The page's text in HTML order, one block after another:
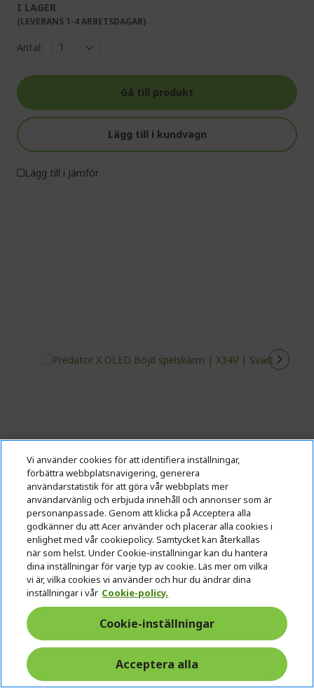
I LAGER
(LEVERANS 1-4 ARBETSDAGAR)
Antal:
Gå till produkt
Lägg till i kundvagn
Lägg till i Jämför
Predator X OLED Böjd spelskärm | X34V | Svart
Ref. UM.CXXEE.V01
RABATT
tillämpas automatiskt i
Skärm: 86,4 cm (34") UW-QHD (3440 x 1440) 175Hz
Vi använder cookies för att identifiera inställningar,
förbättra webbplatsnavigering, generera
användarstatistik för att göra vår webbplats mer
användarvänlig och erbjuda innehåll och annonser som är
personanpassade. Genom att klicka på Acceptera alla
godkänner du att Acer använder och placerar alla cookies i
enlighet med vår cookiepolicy. Samtycket kan återkallas
när som helst. Under Cookie-inställningar kan du hantera
dina inställningar för varje typ av cookie. Läs mer om vilka
vi är, vilka cookies vi använder och hur du ändrar dina
inställningar i vår Cookie-policy.
Cookie-inställningar
Acceptera alla